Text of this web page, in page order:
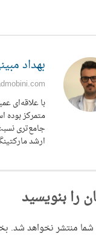
بهداد
با علاقه‌ای
متمرکز بوده
جامع‌تری
ارشد
را بنویسید
شما منتشر نخواهد شد.